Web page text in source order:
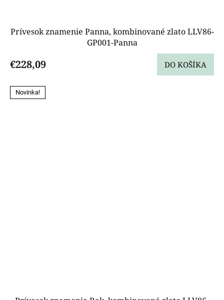
Prívesok znamenie Panna, kombinované zlato LLV86-
GP001-Panna
€228,09 DO KOŠÍKA
Novinka!